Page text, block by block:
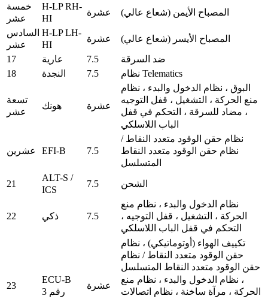
خمسة
عشر
H-LP RH-
HI
عشرة
المصباح الأيمن (شعاع عالي)
السادس
عشر
H-LP LH-
HI
عشرة
المصباح الأيسر (شعاع عالي)
17
عارية 7.5
ضد السرقة
18
النجدة 7.5 نظام Telematics
تسعة
عشر
هونك عشرة
البوق ، نظام الدخول والبدء ، نظام
منع الحركة ، التشغيل ، قفل التوجيه
، مضاد للسرقة ، التحكم في قفل
الباب اللاسلكي
عشرين EFI-B 7.5
نظام حقن الوقود متعدد النقاط /
نظام حقن الوقود متعدد النقاط
المتسلسل
21
ALT-S /
ICS
7.5 الشحن
22 ذكي 7.5
نظام الدخول والبدء ، نظام منع
الحركة ، التشغيل ، قفل التوجيه ،
التحكم في قفل الباب اللاسلكي
23
ECU-B
رقم 3
عشرة
تكييف الهواء (أوتوماتيكي) ، نظام
حقن الوقود متعدد النقاط / نظام
حقن الوقود متعدد النقاط المتسلسل
، نظام الدخول والبدء ، نظام منع
الحركة ، مرآة ساخنة ، نظام اتصالات